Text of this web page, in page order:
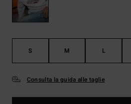
S M L
Consulta la guida alle taglie